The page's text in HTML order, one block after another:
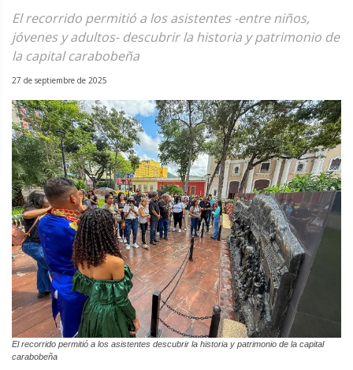
El recorrido permitió a los asistentes -entre niños,
jóvenes y adultos- descubrir la historia y patrimonio de
la capital carabobeña
27 de septiembre de 2025
El recorrido permitió a los asistentes descubrir la historia y patrimonio de la capital
carabobeña